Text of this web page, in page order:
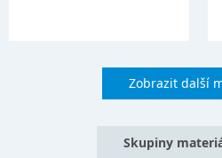
Zobrazit další
Skupiny